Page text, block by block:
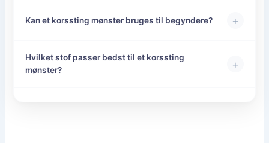
Kan et korssting mønster bruges til begyndere? +
Hvilket stof passer bedst til et korssting
mønster?
+